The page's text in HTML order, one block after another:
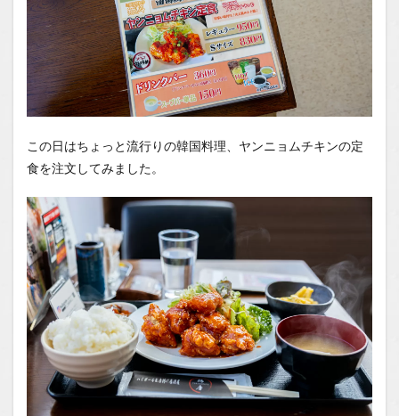
この日はちょっと流行りの韓国料理、ヤンニョムチキンの定
食を注文してみました。